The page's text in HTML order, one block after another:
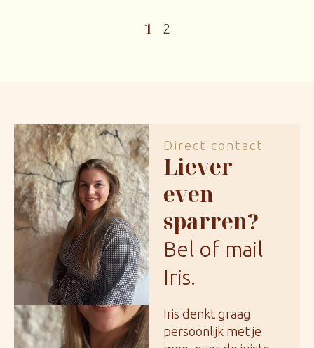
1 2
Direct contact
Liever
even
sparren?
Bel of mail
Iris.
Iris denkt graag
persoonlijk met je